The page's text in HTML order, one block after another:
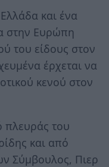
και ένα
στην Ευρώπη
του είδους στον
έρχεται να
κενού στον
του
και από
Σύμβουλος, Πιερ